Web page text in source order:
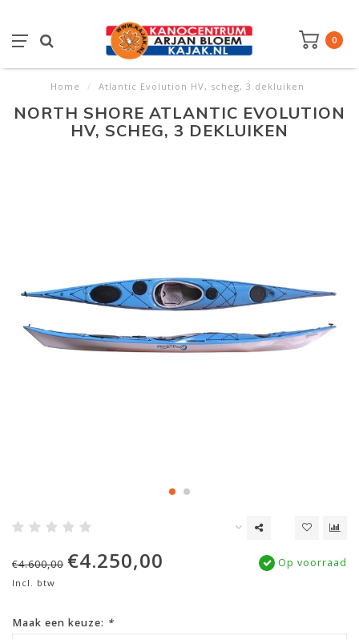
0
Home / Atlantic Evolution HV, scheg, 3 dekluiken
NORTH SHORE ATLANTIC EVOLUTION
HV, SCHEG, 3 DEKLUIKEN
€4.600,00 €4.250,00
Incl. btw
Op voorraad
Maak een keuze: *